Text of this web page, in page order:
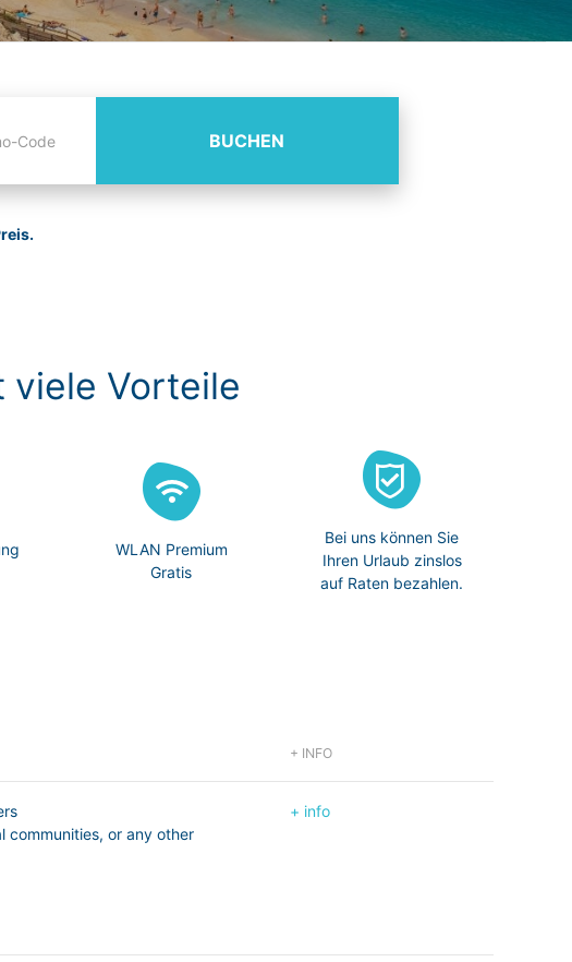
BUCHEN
viele Vorteile
WLAN Premium
Gratis
Bei uns können Sie
Ihren Urlaub zinslos
auf Raten bezahlen.
+ INFO
communities, or any other
+ info